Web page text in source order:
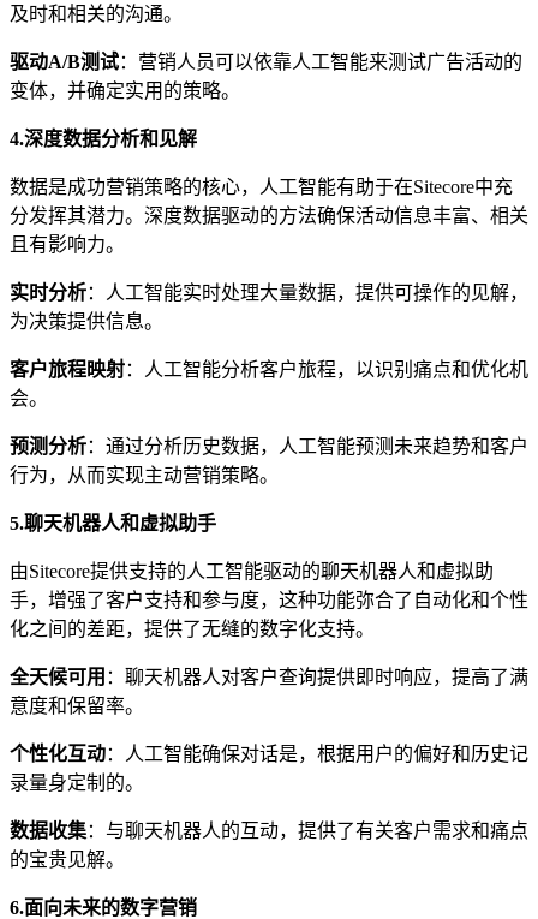
及时和相关的沟通。
驱动A/B测试：营销人员可以依靠人工智能来测试广告活动的
变体，并确定实用的策略。
4.深度数据分析和见解
数据是成功营销策略的核心，人工智能有助于在Sitecore中充
分发挥其潜力。深度数据驱动的方法确保活动信息丰富、相关
且有影响力。
实时分析：人工智能实时处理大量数据，提供可操作的见解，
为决策提供信息。
客户旅程映射：人工智能分析客户旅程，以识别痛点和优化机
会。
预测分析：通过分析历史数据，人工智能预测未来趋势和客户
行为，从而实现主动营销策略。
5.聊天机器人和虚拟助手
由Sitecore提供支持的人工智能驱动的聊天机器人和虚拟助
手，增强了客户支持和参与度，这种功能弥合了自动化和个性
化之间的差距，提供了无缝的数字化支持。
全天候可用 ：聊天机器人对客户查询提供即时响应，提高了满
意度和保留率。
个性化互动：人工智能确保对话是，根据用户的偏好和历史记
录量身定制的。
数据收集：与聊天机器人的互动，提供了有关客户需求和痛点
的宝贵见解。
6.面向未来的数字营销